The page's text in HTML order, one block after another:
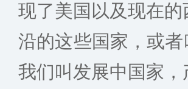
现了美国以及现在
沿的这些国家，或
我们叫发展中国家